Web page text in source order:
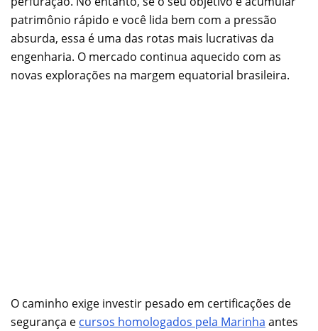
patrimônio rápido e você lida bem com a pressão
absurda, essa é uma das rotas mais lucrativas da
engenharia. O mercado continua aquecido com as
novas explorações na margem equatorial brasileira.
O caminho exige investir pesado em certificações de
segurança e cursos homologados pela Marinha antes